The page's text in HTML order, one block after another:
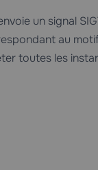
un signal
au
toutes les